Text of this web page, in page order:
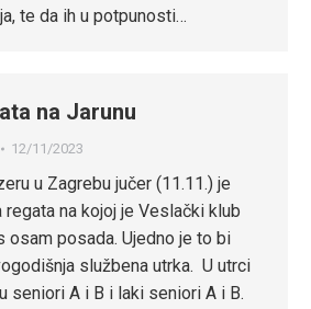
te da ih u potpunosti…
na Jarunu
12/11/2023
u Zagrebu jučer (11.11.) je
regata na kojoj je Veslački klub
osam posada. Ujedno je to bi
službena utrka. U utrci
seniori A i B i laki seniori A i B.